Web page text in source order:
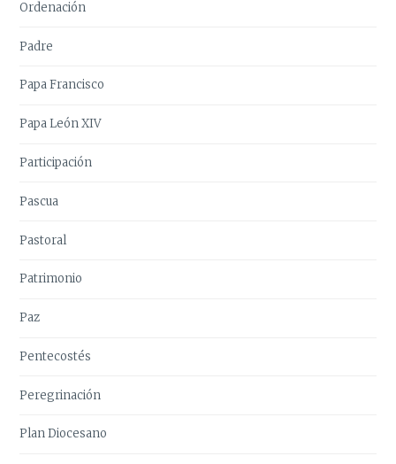
Ordenación
Padre
Papa Francisco
Papa León XIV
Participación
Pascua
Pastoral
Patrimonio
Paz
Pentecostés
Peregrinación
Plan Diocesano